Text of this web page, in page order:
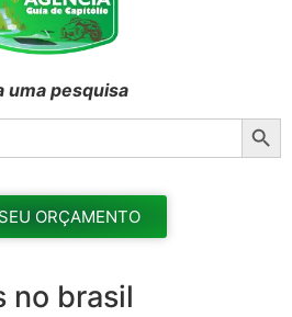
uma pesquisa
ORÇAMENTO
no brasil